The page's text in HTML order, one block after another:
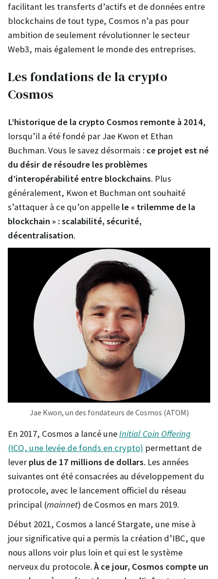
facilitant les transferts d’actifs et de données entre
blockchains de tout type, Cosmos n’a pas pour
ambition de seulement révolutionner le secteur
Web3, mais également le monde des entreprises.
Les fondations de la crypto
Cosmos
L’historique de la crypto Cosmos remonte à 2014,
lorsqu’il a été fondé par Jae Kwon et Ethan
Buchman. Vous le savez désormais : ce projet est né
du désir de résoudre les problèmes
d’interopérabilité entre blockchains. Plus
généralement, Kwon et Buchman ont souhaité
s’attaquer à ce qu’on appelle le « trilemme de la
blockchain » : scalabilité, sécurité,
décentralisation.
Jae Kwon, un des fondateurs de Cosmos (ATOM)
En 2017, Cosmos a lancé uneInitial Coin Offering
(ICO, une levée de fonds en crypto) permettant de
lever plus de 17 millions de dollars. Les années
suivantes ont été consacrées au développement du
protocole, avec le lancement officiel du réseau
principal (mainnet) de Cosmos en mars 2019.
Début 2021, Cosmos a lancé Stargate, une mise à
jour significative qui a permis la création d’IBC, que
nous allons voir plus loin et qui est le système
nerveux du protocole. À ce jour, Cosmos compte un